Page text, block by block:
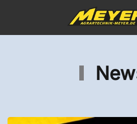
Lösungen!
Sie von unserer langjährigen